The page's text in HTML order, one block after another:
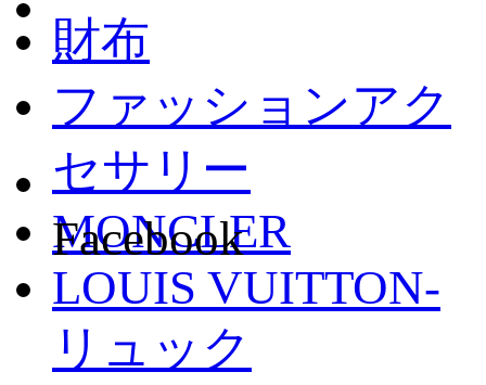
財布
ファッションアク
セサリー
MONCLER
LOUIS VUITTON-
リュック
Facebook